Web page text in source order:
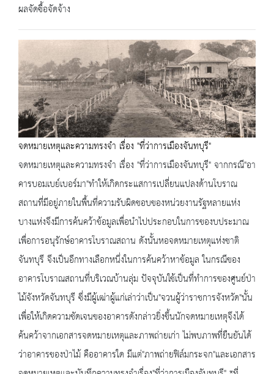
ผลจัดซื้อจัดจ้าง
จดหมายเหตุและความทรงจำ เรื่อง "ที่ว่าการเมืองจันทบุรี"
จดหมายเหตุและความทรงจำ เรื่อง "ที่ว่าการเมืองจันทบุรี" จากกรณี"อา
คารบอมเบย์เบอร์มา"ทำให้เกิดกระแสการเปลี่ยนแปลงด้านโบราณ
สถานที่มีอยู่ภายในพื้นที่ความรับผิดชอบของหน่วยงานรัฐหลายแห่ง
บางแห่งจึงมีการค้นคว้าข้อมูลเพื่อนำไปประกอบในการของบประมาณ
เพื่อการอนุรักษ์อาคารโบราณสถาน ดังนั้นหอจดหมายเหตุแห่งชาติ
จันทบุรี จึงเป็นอีกทางเลือกหนึ่งในการค้นคว้าหาข้อมูล ในกรณีของ
อาคารโบราณสถานที่บริเวณบ้านลุ่ม ปัจจุบันใช้เป็นที่ทำการของศูนย์ป่า
ไม้จังหวัดจันทบุรี ซึ่งมีผู้เฒ่าผู้แก่เล่าว่าเป็น"จวนผู้ว่าราชการจังหวัด"นั้น
เพื่อให้เกิดความชัดเจนของอาคารดังกล่าวยิ่งขึ้นนักจดหมายเหตุจึงได้
ค้นคว้าจากเอกสารจดหมายเหตุและภาพถ่ายเก่า ไม่พบภาพที่ยืนยันได้
ว่าอาคารของป่าไม้ คืออาคารใด มีแต่"ภาพถ่ายฟิล์มกระจก"และเอกสาร